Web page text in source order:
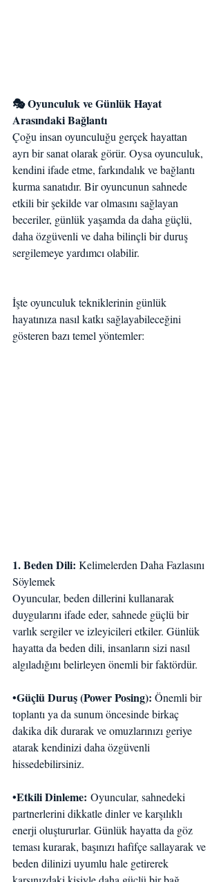
🎭 Oyunculuk ve Günlük Hayat
Arasındaki Bağlantı
Çoğu insan oyunculuğu gerçek hayattan
ayrı bir sanat olarak görür. Oysa oyunculuk,
kendini ifade etme, farkındalık ve bağlantı
kurma sanatıdır. Bir oyuncunun sahnede
etkili bir şekilde var olmasını sağlayan
beceriler, günlük yaşamda da daha güçlü,
daha özgüvenli ve daha bilinçli bir duruş
sergilemeye yardımcı olabilir.
İşte oyunculuk tekniklerinin günlük
hayatınıza nasıl katkı sağlayabileceğini
gösteren bazı temel yöntemler:
1. Beden Dili: Kelimelerden Daha Fazlasını
Söylemek
Oyuncular, beden dillerini kullanarak
duygularını ifade eder, sahnede güçlü bir
varlık sergiler ve izleyicileri etkiler. Günlük
hayatta da beden dili, insanların sizi nasıl
algıladığını belirleyen önemli bir faktördür.
•Güçlü Duruş (Power Posing): Önemli bir
toplantı ya da sunum öncesinde birkaç
dakika dik durarak ve omuzlarınızı geriye
atarak kendinizi daha özgüvenli
hissedebilirsiniz.
•Etkili Dinleme: Oyuncular, sahnedeki
partnerlerini dikkatle dinler ve karşılıklı
enerji oluştururlar. Günlük hayatta da göz
teması kurarak, başınızı hafifçe sallayarak ve
beden dilinizi uyumlu hale getirerek